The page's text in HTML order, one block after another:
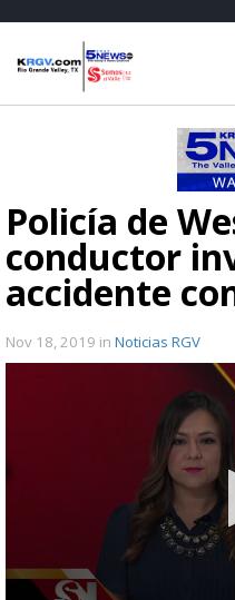
Policía de
conductor
accidente
Nov 18, 2019 in Noticias RGV